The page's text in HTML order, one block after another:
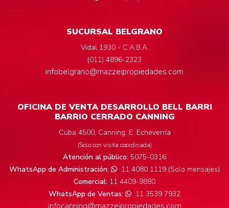
SUCURSAL BELGRANO
Vidal 1930 - C.A.B.A.
(011) 4896-2323
infobelgrano@mazzeipropiedades.com
OFICINA DE VENTA DESARROLLO BELL BARRI
BARRIO CERRADO CANNING
Cuba 4500, Canning, E. Echeverría
(Solo con visita coordinada)
Atención al público: 5075-0316
WhatsApp de Administración:
11 4080 1119 (Solo mensajes)
Comercial: 11 4409-9880
WhatsApp de Ventas:
11 3539 7932